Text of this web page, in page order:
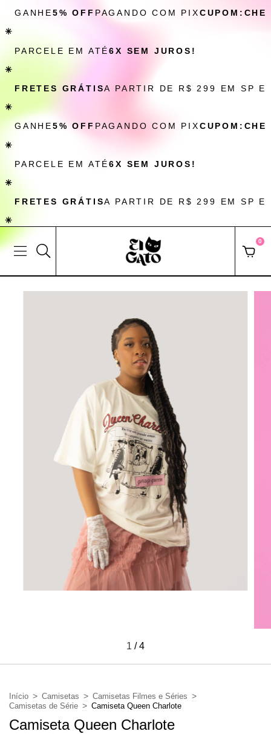
GANHE5% OFF PAGANDO COM PIX
✳
PARCELE EM ATÉ6X SEM JUROS!
✳
FRETES GRÁTISA PARTIR DE R$ 299 EM SP
✳
GANHE5% OFF PAGANDO COM PIX
✳
PARCELE EM ATÉ6X SEM JUROS!
✳
FRETES GRÁTISA PARTIR DE R$ 299 EM SP
✳
0
1 /4
Início > Camisetas > Camisetas Filmes e Séries >
Camisetas de Série > Camiseta Queen Charlote
Camiseta Queen Charlote